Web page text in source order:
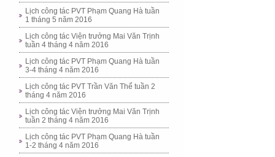
Lịch công tác PVT Phạm Quang Hà tuần
1 tháng 5 năm 2016
Lịch công tác Viện trưởng Mai Văn Trịnh
tuần 4 tháng 4 năm 2016
Lịch công tác PVT Phạm Quang Hà tuần
3-4 tháng 4 năm 2016
Lịch công tác PVT Trần Văn Thể tuần 2
tháng 4 năm 2016
Lịch công tác Viện trưởng Mai Văn Trịnh
tuần 2 tháng 4 năm 2016
Lịch công tác PVT Phạm Quang Hà tuần
1-2 tháng 4 năm 2016